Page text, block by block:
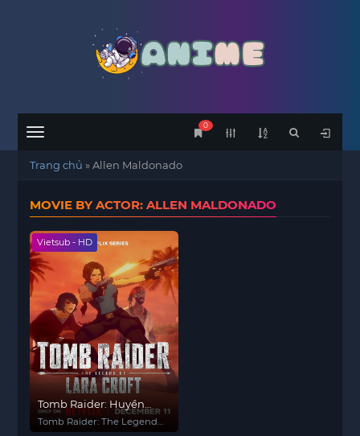
Menu
0
Trang chủ »Allen Maldonado
MOVIE BY ACTOR: ALLEN MALDONADO
Vietsub - HD
Tomb Raider: Huyền
thoại Lara Croft (Phần 2)
Tomb Raider: The Legend